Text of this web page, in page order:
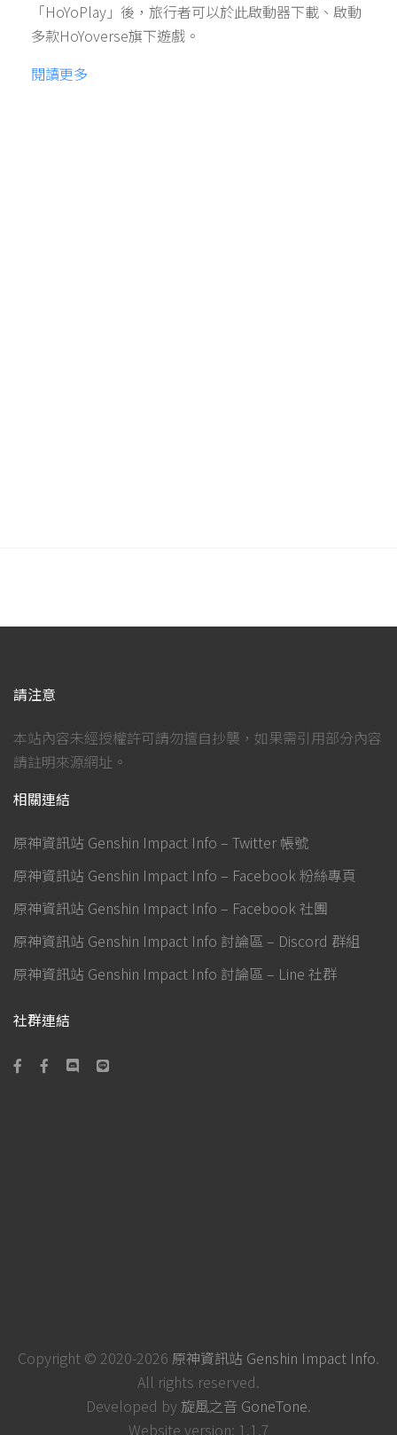
「HoYoPlay」後，旅行者可以於此啟動器下載、啟動
多款HoYoverse旗下遊戲。
閱讀更多
請注意
本站內容未經授權許可請勿擅自抄襲，如果需引用部分內容
請註明來源網址。
相關連結
原神資訊站 Genshin Impact Info – Twitter 帳號
原神資訊站 Genshin Impact Info – Facebook 粉絲專頁
原神資訊站 Genshin Impact Info – Facebook 社團
原神資訊站 Genshin Impact Info 討論區 – Discord 群組
原神資訊站 Genshin Impact Info 討論區 – Line 社群
社群連結
Copyright © 2020-2026 原神資訊站 Genshin Impact Info.
All rights reserved.
Developed by 旋風之音 GoneTone.
Website version: 1.1.7